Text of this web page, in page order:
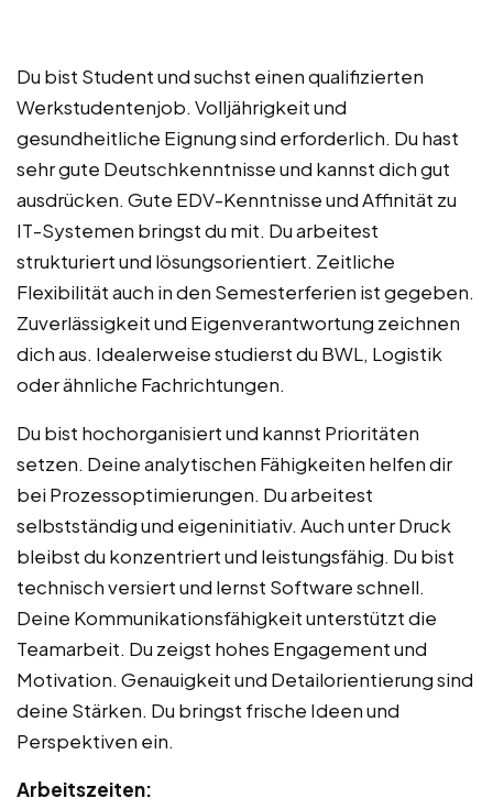
Du bist Student und suchst einen qualifizierten
Werkstudentenjob. Volljährigkeit und
gesundheitliche Eignung sind erforderlich. Du hast
sehr gute Deutschkenntnisse und kannst dich gut
ausdrücken. Gute EDV-Kenntnisse und Affinität zu
IT-Systemen bringst du mit. Du arbeitest
strukturiert und lösungsorientiert. Zeitliche
Flexibilität auch in den Semesterferien ist gegeben.
Zuverlässigkeit und Eigenverantwortung zeichnen
dich aus. Idealerweise studierst du BWL, Logistik
oder ähnliche Fachrichtungen.
Du bist hochorganisiert und kannst Prioritäten
setzen. Deine analytischen Fähigkeiten helfen dir
bei Prozessoptimierungen. Du arbeitest
selbstständig und eigeninitiativ. Auch unter Druck
bleibst du konzentriert und leistungsfähig. Du bist
technisch versiert und lernst Software schnell.
Deine Kommunikationsfähigkeit unterstützt die
Teamarbeit. Du zeigst hohes Engagement und
Motivation. Genauigkeit und Detailorientierung sind
deine Stärken. Du bringst frische Ideen und
Perspektiven ein.
Arbeitszeiten: